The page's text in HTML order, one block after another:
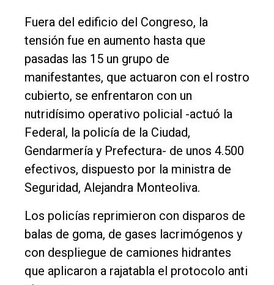
Fuera del edificio del Congreso, la
tensión fue en aumento hasta que
pasadas las 15 un grupo de
manifestantes, que actuaron con el rostro
cubierto, se enfrentaron con un
nutridísimo operativo policial -actuó la
Federal, la policía de la Ciudad,
Gendarmería y Prefectura- de unos 4.500
efectivos, dispuesto por la ministra de
Seguridad, Alejandra Monteoliva.
Los policías reprimieron con disparos de
balas de goma, de gases lacrimógenos y
con despliegue de camiones hidrantes
que aplicaron a rajatabla el protocolo anti